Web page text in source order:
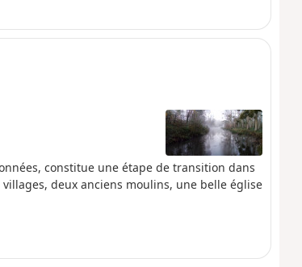
constitue une étape de transition dans
deux anciens moulins, une belle église